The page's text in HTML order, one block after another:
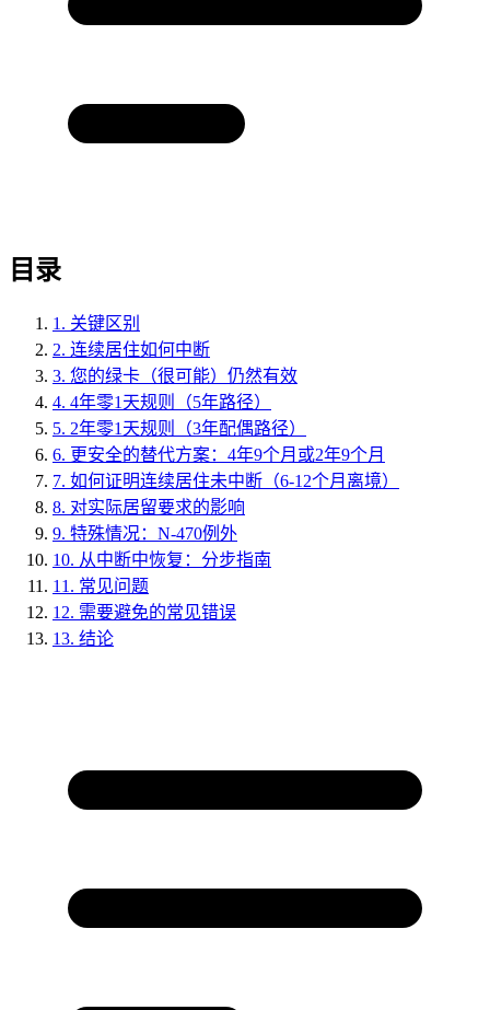
目录
1. 关键区别
2. 连续居住如何中断
3. 您的绿卡（很可能）仍然有效
4. 4年零1天规则（5年路径）
5. 2年零1天规则（3年配偶路径）
6. 更安全的替代方案：4年9个月或2年9个月
7. 如何证明连续居住未中断（6-12个月离境）
8. 对实际居留要求的影响
9. 特殊情况：N-470例外
10. 从中断中恢复：分步指南
11. 常见问题
12. 需要避免的常见错误
13. 结论